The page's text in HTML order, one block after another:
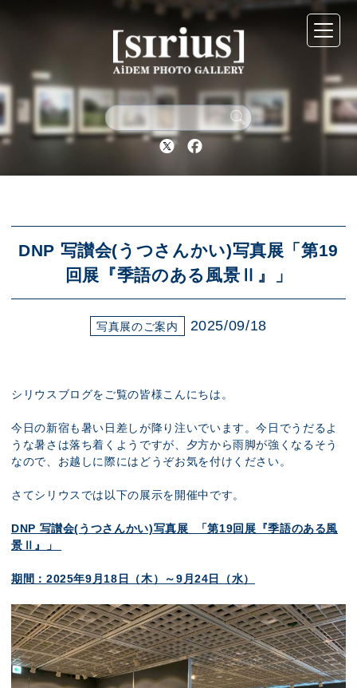
Twitter Facebook
DNP 写讃会(うつさんかい)写真展「第19
回展『季語のある風景Ⅱ』」
写真展のご案内 2025/09/18
シリウスブログをご覧の皆様こんにちは。
今日の新宿も暑い日差しが降り注いでいます。今日でうだるよ
うな暑さは落ち着くようですが、夕方から雨脚が強くなるそう
なので、お越しに際にはどうぞお気を付けください。
さてシリウスでは以下の展示を開催中です。
DNP 写讃会(うつさんかい)写真展 「第19回展『季語のある風
景Ⅱ』」
期間：2025年9月18日（木）～9月24日（水）
シリウスについて
展示スケジュール
アクセス
ブログ